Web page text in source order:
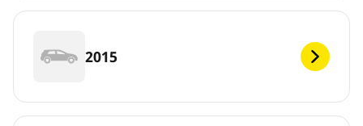
2015